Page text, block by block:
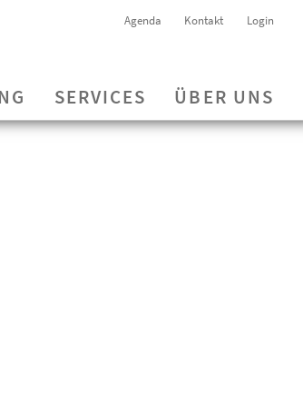
Agenda Kontakt Login
SERVICES ÜBER UNS